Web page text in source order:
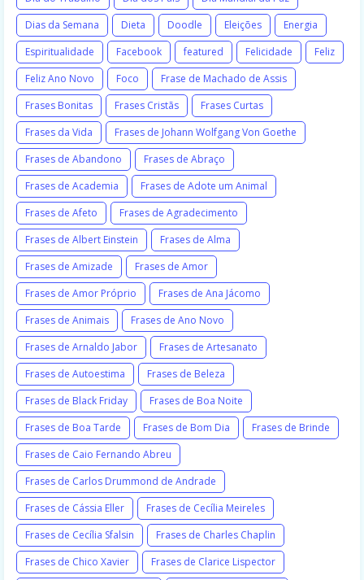
Dias da Semana
Dieta Doodle Eleições
Energia
Espiritualidade
Facebook featured Felicidade
Feliz
Feliz Ano Novo
Foco
Frase de Machado de Assis
Frases Bonitas
Frases Cristãs
Frases Curtas
Frases da Vida
Frases de Johann Wolfgang Von Goethe
Frases de Abandono
Frases de Abraço
Frases de Academia
Frases de Adote um Animal
Frases de Afeto
Frases de Agradecimento
Frases de Albert Einstein
Frases de Alma
Frases de Amizade
Frases de Amor
Frases de Amor Próprio
Frases de Ana Jácomo
Frases de Animais
Frases de Ano Novo
Frases de Arnaldo Jabor
Frases de Artesanato
Frases de Autoestima
Frases de Beleza
Frases de Black Friday
Frases de Boa Noite
Frases de Boa Tarde
Frases de Bom Dia
Frases de Brinde
Frases de Caio Fernando Abreu
Frases de Carlos Drummond de Andrade
Frases de Cássia Eller
Frases de Cecília Meireles
Frases de Cecília Sfalsin
Frases de Charles Chaplin
Frases de Chico Xavier
Frases de Clarice Lispector